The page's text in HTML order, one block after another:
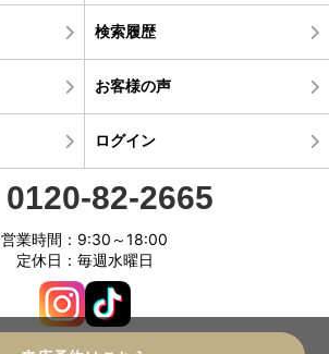
検索履歴
お客様の声
ログイン
0120-82-2665
営業時間：9:30～18:00
定休日：毎週水曜日